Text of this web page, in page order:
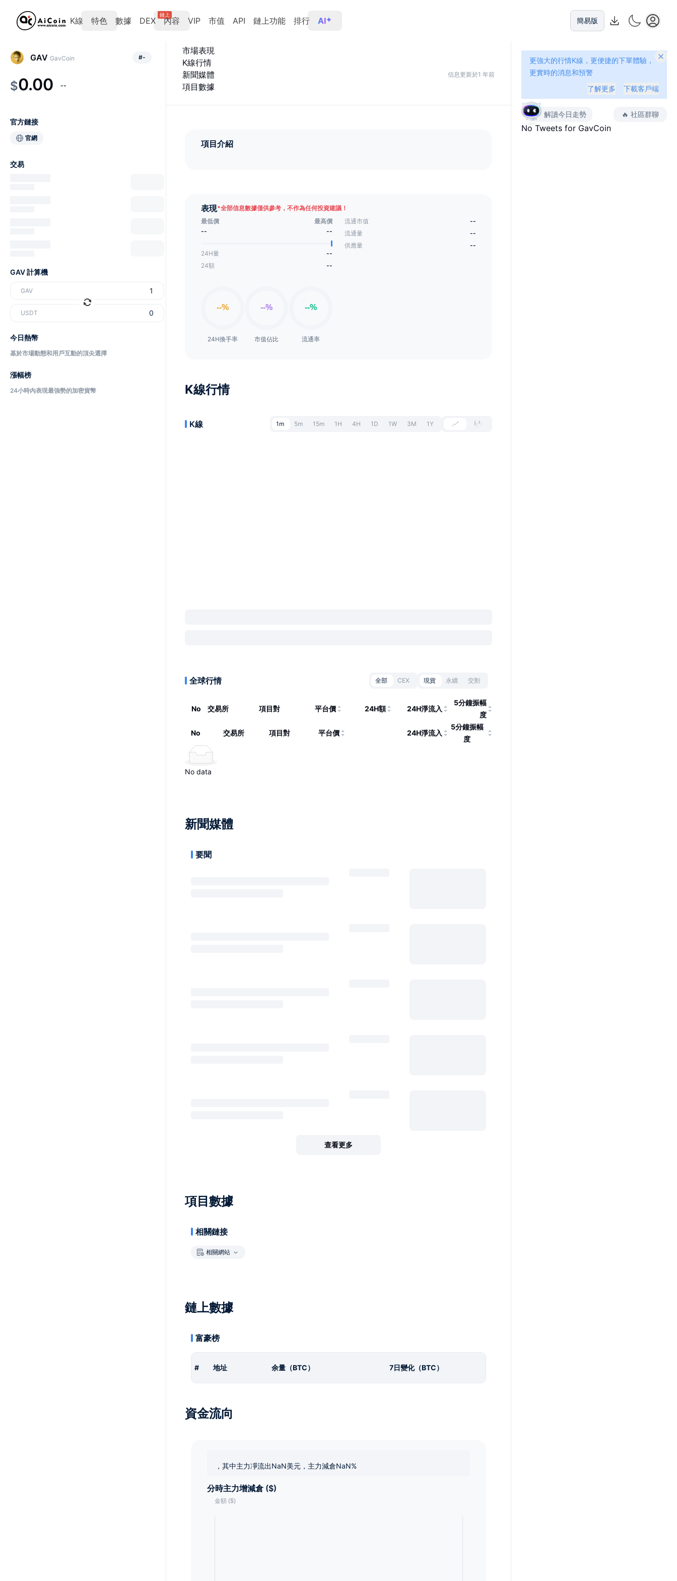
K線 特色 數據 DEX
鏈上
內容 VIP 市值 API 鏈上功能 排行 AI 簡易版
市場表現
K線行情
新聞媒體
項目數據
信息更新於1 年前
項目介紹
表現*全部信息數據僅供參考，不作為任何投資建議！
最低價
最高價
--
--
24H量
--
24額
--
24H換手率 市值佔比 流通率
流通市值
--
流通量
--
供應量
--
K線行情
K線 1m 5m 15m 1H 4H 1D 1W 3M 1Y
全球行情 全部 CEX 現貨 永續 交割
No 交易所 項目對 平台價 24H額 24H淨流入
5分鐘振幅
度
No 交易所 項目對 平台價 24H淨流入
5分鐘振幅
度
No data
GAV GavCoin #-
$0.00 --
官方鏈接
官網
交易
GAV 計算機
GAV
USDT
今日熱幣
基於市場動態和用戶互動的頂尖選擇
漲幅榜
24小時內表現最強勢的加密貨幣
更強大的行情K線，更便捷的下單體驗，
更實時的消息和預警
了解更多
下載客戶端
解讀今日走勢 🔥 社區群聊
No Tweets for GavCoin
新聞媒體
要聞
查看更多
項目數據
相關鏈接
相關網站
鏈上數據
富豪榜
# 地址 余量（BTC） 7日變化（BTC）
資金流向
，其中主力凈流出NaN美元，主力減倉NaN%
分時主力增減倉 ($)